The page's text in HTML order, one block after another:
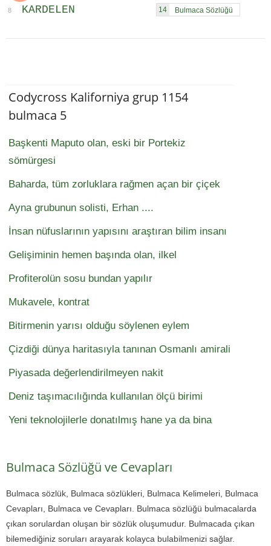
8 KARDELEN 14
Codycross Kaliforniya grup 1154
bulmaca 5
Başkenti Maputo olan, eski bir Portekiz
sömürgesi
Baharda, tüm zorluklara rağmen açan bir çiçek
Ayna grubunun solisti, Erhan ....
İnsan nüfuslarının yapısını araştıran bilim insanı
Gelişiminin hemen başında olan, ilkel
Profiterolün sosu bundan yapılır
Mukavele, kontrat
Bitirmenin yarısı olduğu söylenen eylem
Çizdiği dünya haritasıyla tanınan Osmanlı amirali
Piyasada değerlendirilmeyen nakit
Deniz taşımacılığında kullanılan ölçü birimi
Yeni teknolojilerle donatılmış hane ya da bina
Bulmaca Sözlüğü ve Cevapları
Bulmaca sözlük, Bulmaca sözlükleri, Bulmaca Kelimeleri, Bulmaca
Cevapları, Bulmaca ve Cevapları. Bulmaca sözlüğü bulmacalarda
çıkan sorulardan oluşan bir sözlük oluşumudur. Bulmacada çıkan
bilemediğiniz soruları arayarak kolayca bulabilmenizi sağlar.